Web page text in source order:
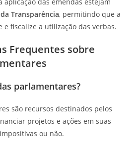
Transparência, permitindo que a
e fiscalize a utilização das verbas.
Frequentes sobre
parlamentares?
são recursos destinados pelos
projetos e ações em suas
ou não.